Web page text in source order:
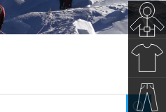
秋冬新
款
春夏新